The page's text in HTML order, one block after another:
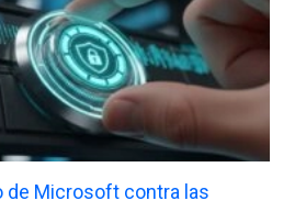
de Microsoft contra las